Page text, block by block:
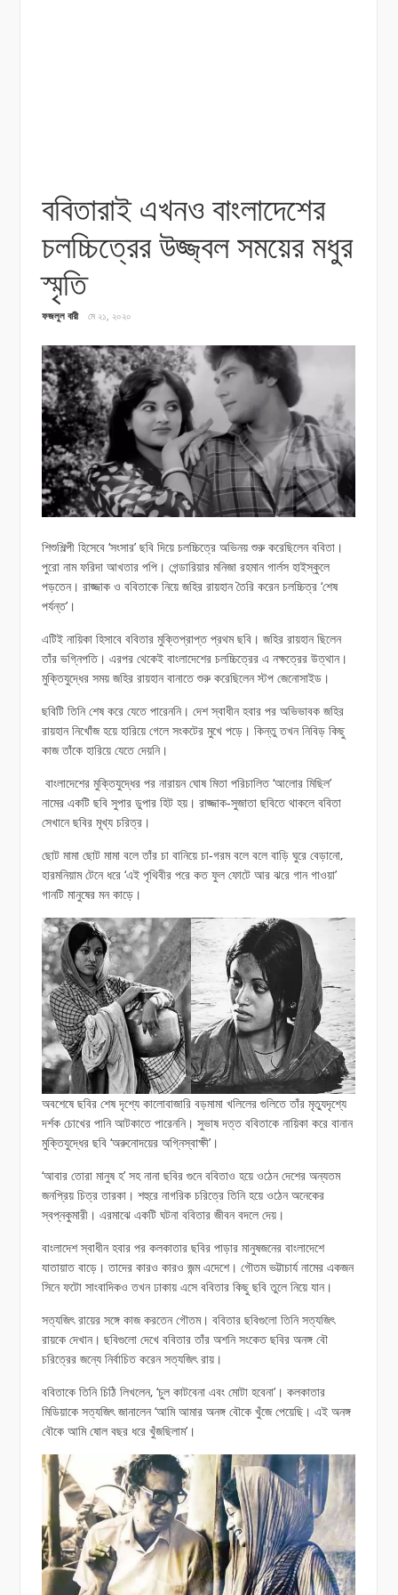
ববিতারাই এখনও বাংলাদেশের
চলচ্চিত্রের উজ্জ্বল সময়ের মধুর
স্মৃতি
ফজলুল বারী মে ২১, ২০২০
শিশুশিল্পী হিসেবে ‘সংসার’ ছবি দিয়ে চলচ্চিত্রে অভিনয় শুরু করেছিলেন ববিতা।
পুরো নাম ফরিদা আখতার পপি। গেন্ডারিয়ার মনিজা রহমান গার্লস হাইস্কুলে
পড়তেন। রাজ্জাক ও ববিতাকে নিয়ে জহির রায়হান তৈরি করেন চলচ্চিত্র ‘শেষ
পর্যন্ত’।
এটিই নায়িকা হিসাবে ববিতার মুক্তিপ্রাপ্ত প্রথম ছবি। জহির রায়হান ছিলেন
তাঁর ভগ্নিপতি। এরপর থেকেই বাংলাদেশের চলচ্চিত্রের এ নক্ষত্রের উত্থান।
মুক্তিযুদ্ধের সময় জহির রায়হান বানাতে শুরু করেছিলেন স্টপ জেনোসাইড।
ছবিটি তিনি শেষ করে যেতে পারেননি। দেশ স্বাধীন হবার পর অভিভাবক জহির
রায়হান নিখোঁজ হয়ে হারিয়ে গেলে সংকটের মুখে পড়ে। কিন্তু তখন নিবিড় কিছু
কাজ তাঁকে হারিয়ে যেতে দেয়নি।
বাংলাদেশের মুক্তিযুদ্ধের পর নারায়ন ঘোষ মিতা পরিচালিত ‘আলোর মিছিল’
নামের একটি ছবি সুপার ডুপার হিট হয়। রাজ্জাক-সুজাতা ছবিতে থাকলে ববিতা
সেখানে ছবির মূখ্য চরিত্র।
ছোট মামা ছোট মামা বলে তাঁর চা বানিয়ে চা-গরম বলে বলে বাড়ি ঘুরে বেড়ানো,
হারমনিয়াম টেনে ধরে ‘এই পৃথিবীর পরে কত ফুল ফোটে আর ঝরে গান গাওয়া’
গানটি মানুষের মন কাড়ে।
অবশেষে ছবির শেষ দৃশ্যে কালোবাজারি বড়মামা খলিলের গুলিতে তাঁর মৃত্যুদৃশ্যে
দর্শক চোখের পানি আটকাতে পারেননি। সুভাষ দত্ত ববিতাকে নায়িকা করে বানান
মুক্তিযুদ্ধের ছবি ‘অরুনোদয়ের অগ্নিস্বাক্ষী’।
‘আবার তোরা মানুষ হ’ সহ নানা ছবির গুনে ববিতাও হয়ে ওঠেন দেশের অন্যতম
জনপ্রিয় চিত্র তারকা। শহুরে নাগরিক চরিত্রে তিনি হয়ে ওঠেন অনেকের
স্বপ্নকুমারী। এরমাঝে একটি ঘটনা ববিতার জীবন বদলে দেয়।
বাংলাদেশ স্বাধীন হবার পর কলকাতার ছবির পাড়ার মানুষজনের বাংলাদেশে
যাতায়াত বাড়ে। তাদের কারও কারও জন্ম এদেশে। গৌতম ভট্টাচার্য নামের একজন
সিনে ফটো সাংবাদিকও তখন ঢাকায় এসে ববিতার কিছু ছবি তুলে নিয়ে যান।
সত্যজিৎ রায়ের সঙ্গে কাজ করতেন গৌতম। ববিতার ছবিগুলো তিনি সত্যজিৎ
রায়কে দেখান। ছবিগুলো দেখে ববিতার তাঁর অশনি সংকেত ছবির অনঙ্গ বৌ
চরিত্রের জন্যে নির্বাচিত করেন সত্যজিৎ রায়।
ববিতাকে তিনি চিঠি লিখলেন, ‘চুল কাটবেনা এবং মোটা হবেনা’। কলকাতার
মিডিয়াকে সত্যজিৎ জানালেন ‘আমি আমার অনঙ্গ বৌকে খুঁজে পেয়েছি। এই অনঙ্গ
বৌকে আমি ষোল বছর ধরে খুঁজছিলাম’।